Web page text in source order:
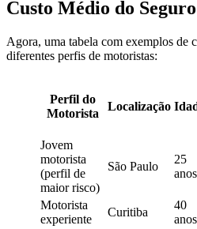
Custo Médio do
Agora, uma tabela com exemplos de
diferentes perfis de motoristas:
Perfil do
Motorista
Localização
Jovem
motorista
(perfil de
maior risco)
São Paulo
25
anos
Motorista
experiente
Curitiba
40
anos